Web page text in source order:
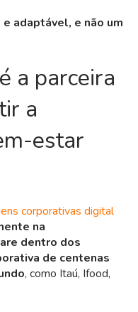
adaptável, e não um
a parceira
a
estar
corporativas digital
na
dentro dos
de centenas
, como Itaú, Ifood,